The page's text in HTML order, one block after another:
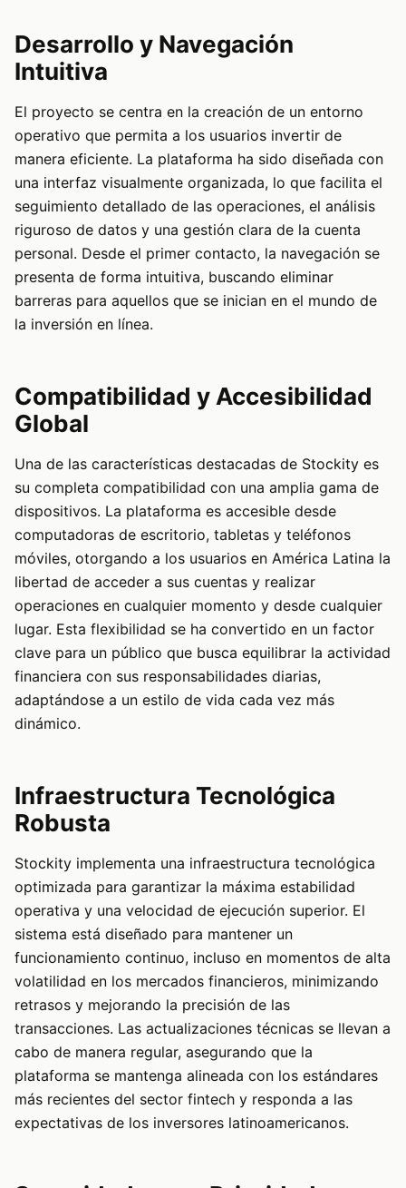
Desarrollo y Navegación
Intuitiva
El proyecto se centra en la creación de un entorno
operativo que permita a los usuarios invertir de
manera eficiente. La plataforma ha sido diseñada con
una interfaz visualmente organizada, lo que facilita el
seguimiento detallado de las operaciones, el análisis
riguroso de datos y una gestión clara de la cuenta
personal. Desde el primer contacto, la navegación se
presenta de forma intuitiva, buscando eliminar
barreras para aquellos que se inician en el mundo de
la inversión en línea.
Compatibilidad y Accesibilidad
Global
Una de las características destacadas de Stockity es
su completa compatibilidad con una amplia gama de
dispositivos. La plataforma es accesible desde
computadoras de escritorio, tabletas y teléfonos
móviles, otorgando a los usuarios en América Latina la
libertad de acceder a sus cuentas y realizar
operaciones en cualquier momento y desde cualquier
lugar. Esta flexibilidad se ha convertido en un factor
clave para un público que busca equilibrar la actividad
financiera con sus responsabilidades diarias,
adaptándose a un estilo de vida cada vez más
dinámico.
Infraestructura Tecnológica
Robusta
Stockity implementa una infraestructura tecnológica
optimizada para garantizar la máxima estabilidad
operativa y una velocidad de ejecución superior. El
sistema está diseñado para mantener un
funcionamiento continuo, incluso en momentos de alta
volatilidad en los mercados financieros, minimizando
retrasos y mejorando la precisión de las
transacciones. Las actualizaciones técnicas se llevan a
cabo de manera regular, asegurando que la
plataforma se mantenga alineada con los estándares
más recientes del sector fintech y responda a las
expectativas de los inversores latinoamericanos.